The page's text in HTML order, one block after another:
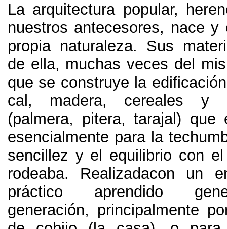
La arquitectura popular,
nuestros antecesores, nace y
propia naturaleza. Sus
de ella, muchas veces del
que se construye la edificación
cal , madera, cereales y
(palmera, pitera,tarajal) que
esencialmente para la
sencillez y el equilibrio con
rodeaba. Realizadacon un
práctico aprendido
generación, principalmente